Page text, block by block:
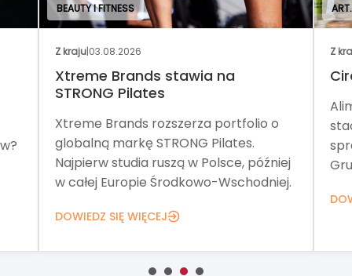
BEAUTY I FITNESS
Z kraju|03.08.2026
Xtreme Brands stawia na
STRONG Pilates
Xtreme Brands rozszerza portfolio o
globalną markę STRONG Pilates.
Najpierw studia ruszą w Polsce, później
w całej Europie Środkowo-Wschodniej.
DOWIEDZ SIĘ WIĘCEJ
Z